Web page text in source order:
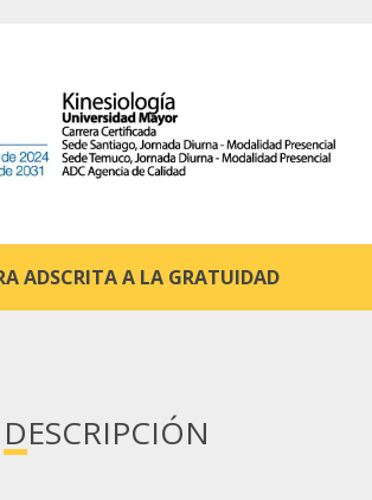
ADSCRITA A LA GRATUIDAD
DESCRIPCIÓN